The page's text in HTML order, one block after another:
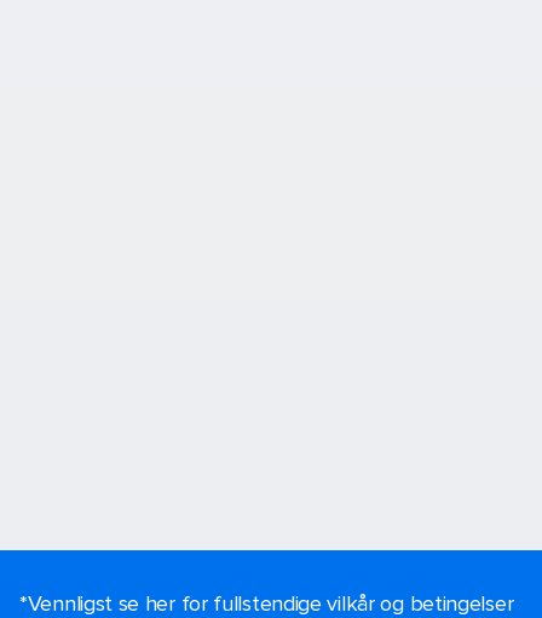
*Vennligst se her for fullstendige vilkår og betingelser